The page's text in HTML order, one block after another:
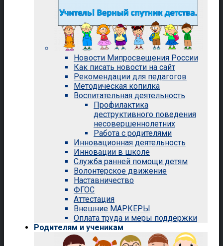
Новости Мипросвещения России
Как писать новости на сайт
Рекомендации для педагогов
Методическая копилка
Воспитательная деятельность
Профилактика
деструктивного поведения
несовершеннолетних
Работа с родителями
Инновационная деятельность
Инновации в школе
Служба ранней помощи детям
Волонтерское движение
Наставничество
ФГОС
Аттестация
Внешние МАРКЕРЫ
Оплата труда и меры поддержки
Родителям и ученикам